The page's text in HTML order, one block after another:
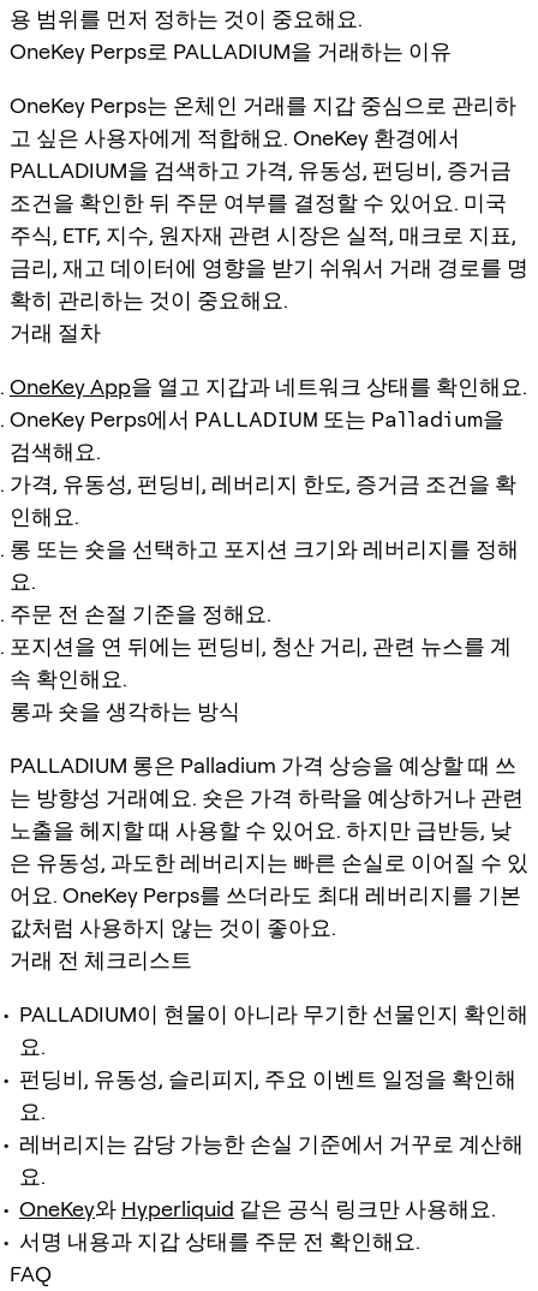
용 범위를 먼저 정하는 것이 중요해요.
OneKey Perps로 PALLADIUM을 거래하는 이유
OneKey Perps는 온체인 거래를 지갑 중심으로 관리하
고 싶은 사용자에게 적합해요. OneKey 환경에서
PALLADIUM을 검색하고 가격, 유동성, 펀딩비, 증거금
조건을 확인한 뒤 주문 여부를 결정할 수 있어요. 미국
주식, ETF, 지수, 원자재 관련 시장은 실적, 매크로 지표,
금리, 재고 데이터에 영향을 받기 쉬워서 거래 경로를 명
확히 관리하는 것이 중요해요.
거래 절차
OneKey App을 열고 지갑과 네트워크 상태를 확인해요.
OneKey Perps에서 PALLADIUM 또는 Palladium을
검색해요.
가격, 유동성, 펀딩비, 레버리지 한도, 증거금 조건을 확
인해요.
롱 또는 숏을 선택하고 포지션 크기와 레버리지를 정해
요.
주문 전 손절 기준을 정해요.
포지션을 연 뒤에는 펀딩비, 청산 거리, 관련 뉴스를 계
속 확인해요.
롱과 숏을 생각하는 방식
PALLADIUM 롱은 Palladium 가격 상승을 예상할 때 쓰
는 방향성 거래예요. 숏은 가격 하락을 예상하거나 관련
노출을 헤지할 때 사용할 수 있어요. 하지만 급반등, 낮
은 유동성, 과도한 레버리지는 빠른 손실로 이어질 수 있
어요. OneKey Perps를 쓰더라도 최대 레버리지를 기본
값처럼 사용하지 않는 것이 좋아요.
거래 전 체크리스트
PALLADIUM이 현물이 아니라 무기한 선물인지 확인해
요.
펀딩비, 유동성, 슬리피지, 주요 이벤트 일정을 확인해
요.
레버리지는 감당 가능한 손실 기준에서 거꾸로 계산해
요.
OneKey와 Hyperliquid 같은 공식 링크만 사용해요.
서명 내용과 지갑 상태를 주문 전 확인해요.
FAQ